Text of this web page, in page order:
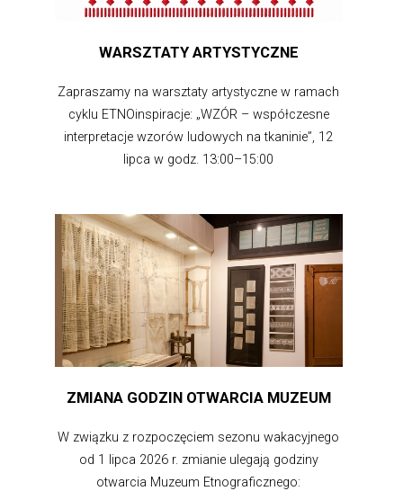
WARSZTATY ARTYSTYCZNE
Zapraszamy na warsztaty artystyczne w ramach
cyklu ETNOinspiracje: „WZÓR – współczesne
interpretacje wzorów ludowych na tkaninie”, 12
lipca w godz. 13:00–15:00
ZMIANA GODZIN OTWARCIA MUZEUM
W związku z rozpoczęciem sezonu wakacyjnego
od 1 lipca 2026 r. zmianie ulegają godziny
otwarcia Muzeum Etnograficznego: